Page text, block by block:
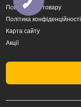
Повернення товару
Політика конфіденційності
Карта сайту
Акції